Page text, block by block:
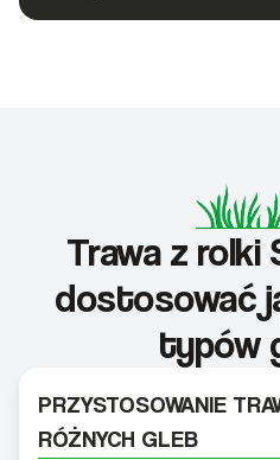
Trawa z rolki
dostosować
typów
PRZYSTOSOWANIE
RÓŻNYCH GLEB